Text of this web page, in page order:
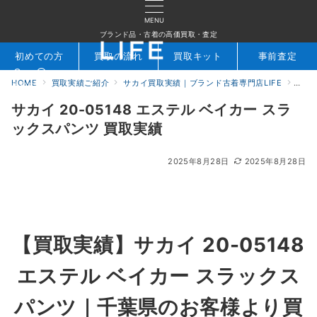
MENU
ブランド品・古着の高価買取・査定
検索 お問合せ
初めての方 買取の流れ 買取キット 事前査定
HOME 買取実績ご紹介 サカイ買取実績｜ブランド古着専門店LIFE サカ
サカイ 20-05148 エステル ベイカー スラ
ックスパンツ 買取実績
2025年8月28日 2025年8月28日
【買取実績】サカイ 20-05148
エステル ベイカー スラックス
パンツ｜千葉県のお客様より買